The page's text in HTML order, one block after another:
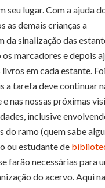
seu lugar. Com a ajuda
as demais crianças a
da sinalização das
marcadores e depois
livros em cada estante.
a tarefa deve continuar
nas nossas próximas
inclusive
do ramo (quem sabe
ou estudante de
farão necessárias para
do acervo. Aqui